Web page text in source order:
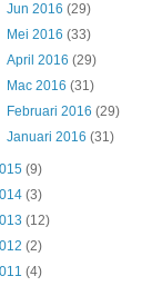
Jun 2016(29)
Mei 2016(33)
April 2016(29)
Mac 2016(31)
Februari 2016(29)
Januari 2016(31)
(9)
(3)
(12)
(2)
(4)